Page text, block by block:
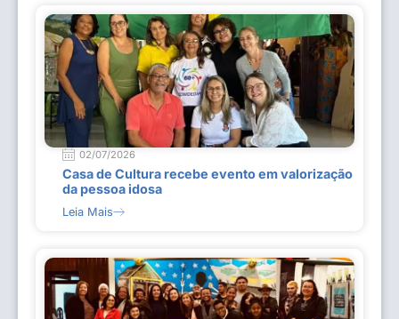
02/07/2026
Casa de Cultura recebe evento em valorização
da pessoa idosa
Leia Mais